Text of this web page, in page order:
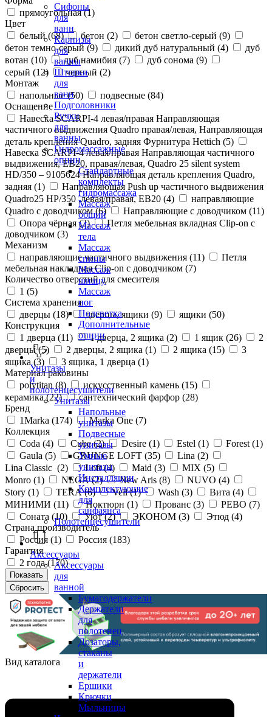
Сифоны
для
ванн
Карнизы
для
ванны
Шторки
для
ванн
Подголовники
Ручки
для
ванны
Гидромассажные
опции
Стандартные
комплекты
гидромассажа
Массаж
общий
Массаж
тела
Массаж
спины
Массаж
шиацу
Массаж
ног
Подсветка
Дополнительные
опции
Унитазы
и
полотенцесушители
Унитазы
Напольные
унитазы
Подвесные
унитазы
Умные
унитазы
Инсталляции
Комплектующие
для
санфаянса
Полотенцесушители
Аксессуары
Аксессуары
для
ванной
Бумагодержатели
Держатели
для
полотенец
Дозаторы,
стаканы
и
держатели
Ершики
Крючки
Мыльницы
прямоугольная (1)
Цвет
белый (68) бетон (2) бетон светло-серый (9)
бетон темно-серый (9) дикий дуб натуральный (4)
дуб
вотан (10) дуб намибия (7) дуб сонома (9)
серый (12) черный (2)
Монтаж
напольные (50) подвесные (84)
Оснащение
Навеска SCARPI-4 левая/правая Направляющая
частичного выдвижения Quadro правая/левая, Направляющая
деталь крепления Quadro, задняя Фурнитура Hettich (5)
Навеска SCARPI-4 левая/правая Направляющая частичного
выдвижения, ЕВ20, правая/левая, Quadro 25 silent system
HD/350 – 9105624 Направляющая деталь крепления Quadro,
задняя (1)
Направляющая Push up частичного выдвижения
Quadro25 НР/350 ,левая/правая, ЕВ20 (4)
направляющие
Quadro с доводчиком (6) Направляющие с доводчиком (11)
Опора чёрная (2)
Петля мебельная вкладная Clip-on с
доводчиком (3)
Механизм
направляющие частичного выдвижения (11)
Петля
мебельная накладная Clip-on с доводчиком (7)
Количество отверстий для смесителя
1 (5)
Система хранения
дверцы (18) дверцы, ящики (9) ящики (50)
Конструкция
1 дверца (11) 1 дверца, 2 ящика (2) 1 ящик (26)
2
дверцы (5) 2 дверцы, 2 ящика (1) 2 ящика (15)
3
ящика (3) 3 ящика, 1 дверца (1)
Материал раковины
polytitan (8) искусственный камень (15)
керамика (22) сантехнический фарфор (28)
Бренд
1Marka (174) Marka One (7)
Коллекция
Coda (4) Cube (2) Desire (1) Estel (1) Forest (1)
Gaula (5) GRUNGE LOFT (35) Lina (2)
Lina Classic (2) Loft (4) Maid (3) MIX (5)
Monro (1) NEGA (2) New Aris (8) NUVO (4)
Story (1) TERA (6) Veil (1) Wash (3) Вита (4)
МИНИМИ (11) Ноктюрн (1) Прованс (3) РЕВО (7)
Соната (10) Уют (2) ЭКОНОМ (3) Этюд (4)
Страна производитель
Россия (1) Россия (183)
Гарантия
2 года (170)
Вид каталога